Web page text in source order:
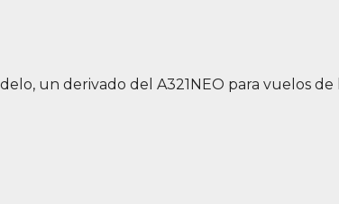
un derivado del A321NEO para vuelos